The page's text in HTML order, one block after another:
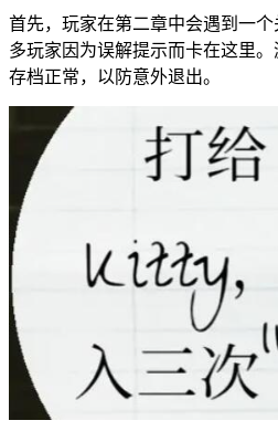
首先，玩家在第二章中会遇到一
多玩家因为误解提示而卡在这里
存档正常，以防意外退出。